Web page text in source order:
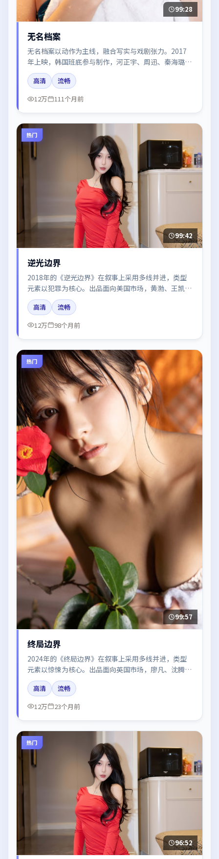
99:28
无名档案
无名档案以动作为主线，融合写实与戏剧张力。2017
年上映，韩国班底参与制作，河正宇、周迅、秦海璐在
片中呈现细腻表演，影像风格统一，配乐与剪辑强化了
情绪曲线。
高清
流畅
12万
111个月前
热门
99:42
逆光边界
2018年的《逆光边界》在叙事上采用多线并进，类型
元素以犯罪为核心。出品面向美国市场，黄渤、王凯、
河正宇、沈腾、周冬雨所饰角色推动关键反转，结尾留
白引发讨论。
高清
流畅
12万
98个月前
热门
99:57
终局边界
2024年的《终局边界》在叙事上采用多线并进，类型
元素以惊悚为核心。出品面向英国市场，廖凡、沈腾、
肖战、于和伟、张译所饰角色推动关键反转，结尾留白
引发讨论。
高清
流畅
12万
23个月前
热门
96:52